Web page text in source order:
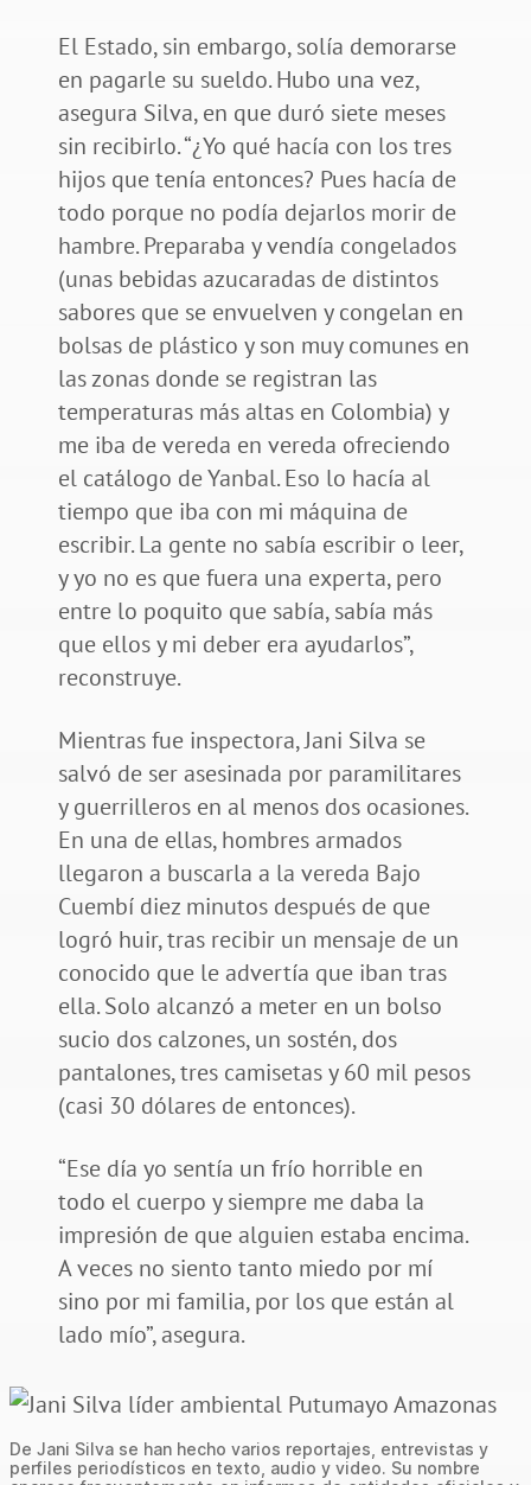
El Estado, sin embargo, solía demorarse
en pagarle su sueldo. Hubo una vez,
asegura Silva, en que duró siete meses
sin recibirlo. “¿Yo qué hacía con los tres
hijos que tenía entonces? Pues hacía de
todo porque no podía dejarlos morir de
hambre. Preparaba y vendía congelados
(unas bebidas azucaradas de distintos
sabores que se envuelven y congelan en
bolsas de plástico y son muy comunes en
las zonas donde se registran las
temperaturas más altas en Colombia) y
me iba de vereda en vereda ofreciendo
el catálogo de Yanbal. Eso lo hacía al
tiempo que iba con mi máquina de
escribir. La gente no sabía escribir o leer,
y yo no es que fuera una experta, pero
entre lo poquito que sabía, sabía más
que ellos y mi deber era ayudarlos”,
reconstruye.
Mientras fue inspectora, Jani Silva se
salvó de ser asesinada por paramilitares
y guerrilleros en al menos dos ocasiones.
En una de ellas, hombres armados
llegaron a buscarla a la vereda Bajo
Cuembí diez minutos después de que
logró huir, tras recibir un mensaje de un
conocido que le advertía que iban tras
ella. Solo alcanzó a meter en un bolso
sucio dos calzones, un sostén, dos
pantalones, tres camisetas y 60 mil pesos
(casi 30 dólares de entonces).
“Ese día yo sentía un frío horrible en
todo el cuerpo y siempre me daba la
impresión de que alguien estaba encima.
A veces no siento tanto miedo por mí
sino por mi familia, por los que están al
lado mío”, asegura.
De Jani Silva se han hecho varios reportajes, entrevistas y
perfiles periodísticos en texto, audio y video. Su nombre